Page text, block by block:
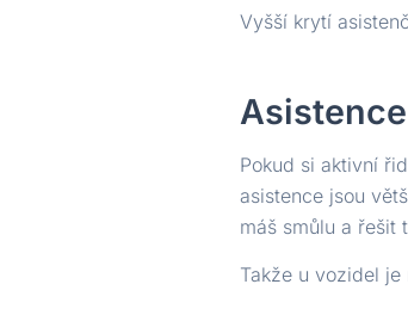
Vyšší krytí
Pokud si aktivní
asistence jsou
máš smůlu a řešit
Takže u vozidel